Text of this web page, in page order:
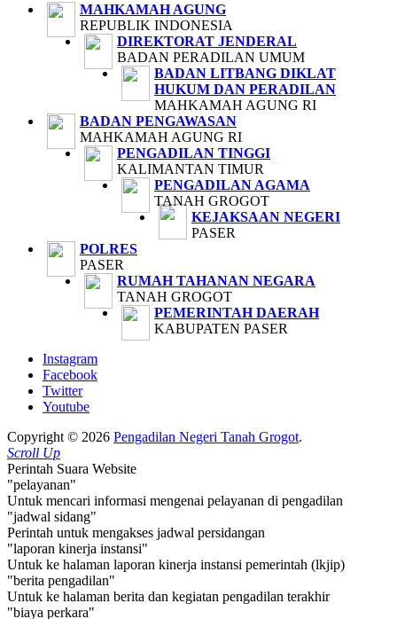
MAHKAMAH AGUNG
REPUBLIK INDONESIA
DIREKTORAT JENDERAL
BADAN PERADILAN UMUM
BADAN LITBANG DIKLAT
HUKUM DAN PERADILAN
MAHKAMAH AGUNG RI
BADAN PENGAWASAN
MAHKAMAH AGUNG RI
PENGADILAN TINGGI
KALIMANTAN TIMUR
PENGADILAN AGAMA
TANAH GROGOT
KEJAKSAAN NEGERI
PASER
POLRES
PASER
RUMAH TAHANAN NEGARA
TANAH GROGOT
PEMERINTAH DAERAH
KABUPATEN PASER
Instagram
Facebook
Twitter
Youtube
Copyright © 2026 Pengadilan Negeri Tanah Grogot.
Scroll Up
Perintah Suara Website
"pelayanan"
Untuk mencari informasi mengenai pelayanan di pengadilan
"jadwal sidang"
Perintah untuk mengakses jadwal persidangan
"laporan kinerja instansi"
Untuk ke halaman laporan kinerja instansi pemerintah (lkjip)
"berita pengadilan"
Untuk ke halaman berita dan kegiatan pengadilan terakhir
"biaya perkara"